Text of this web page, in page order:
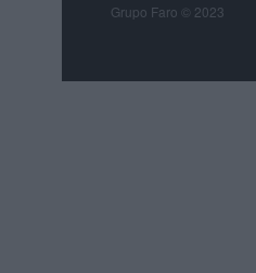
Grupo Faro © 2023